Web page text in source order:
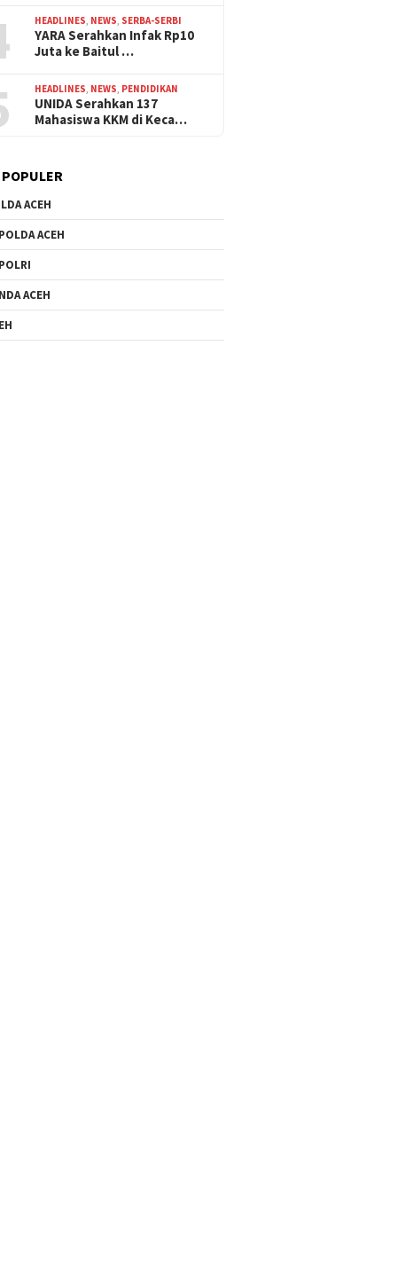
HEADLINES NEWS SERBA-SERBI
YARA Serahkan Infak Rp10
Juta ke Baitul …
HEADLINES NEWS PENDIDIKAN
UNIDA Serahkan 137
Mahasiswa KKM di Keca…
ACEH
ACEH
ACEH